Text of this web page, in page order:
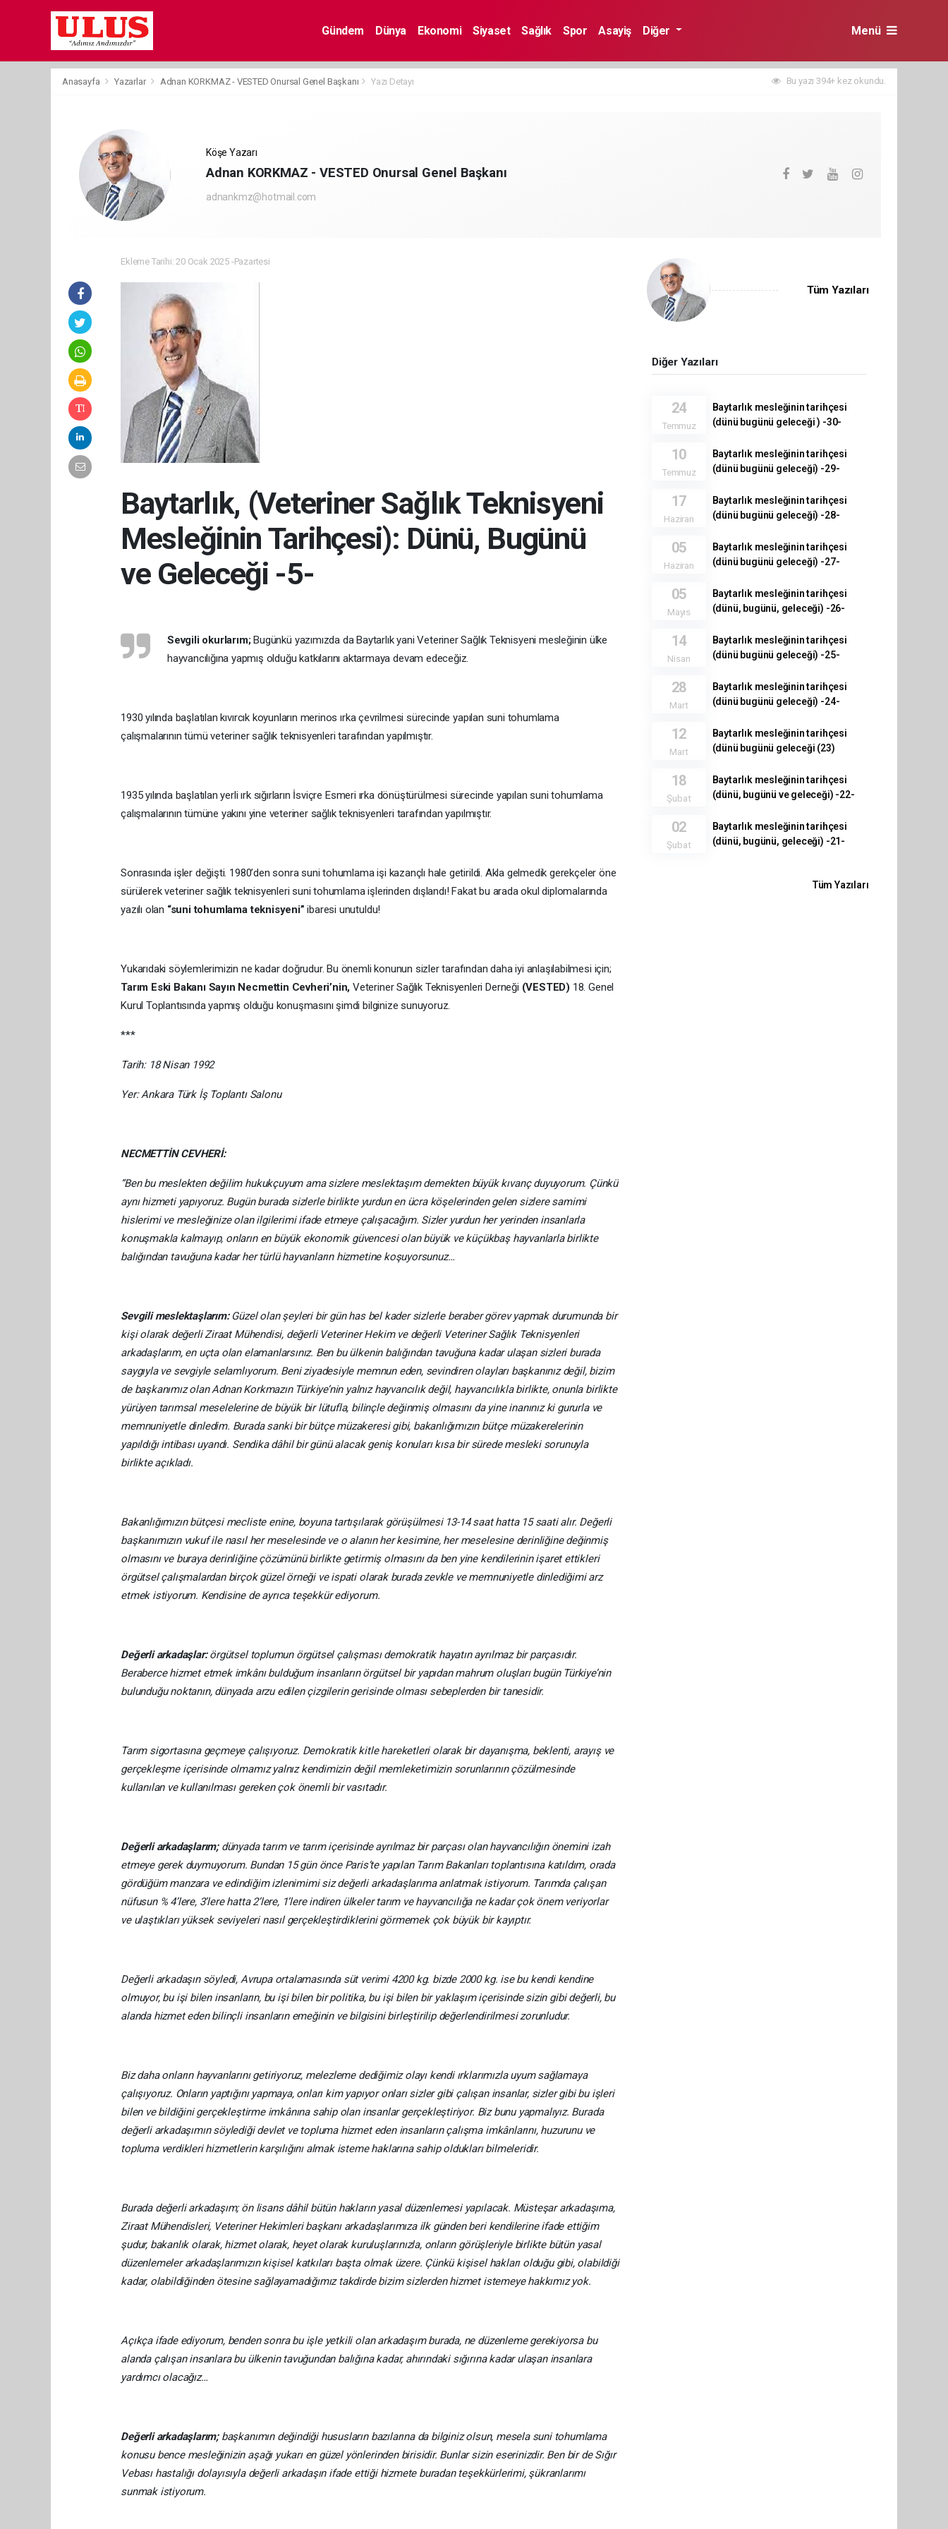
Gündem Dünya Ekonomi Siyaset Sağlık Spor Asayiş Diğer Menü
Anasayfa Yazarlar Adnan KORKMAZ - VESTED Onursal Genel Başkanı Yazı Detayı Bu yazı 394+ kez okundu.
Köşe Yazarı
Adnan KORKMAZ - VESTED Onursal Genel Başkanı
adnankmz@hotmail.com
Ekleme Tarihi: 20 Ocak 2025 -Pazartesi
Baytarlık, (Veteriner Sağlık Teknisyeni
Mesleğinin Tarihçesi): Dünü, Bugünü
ve Geleceği -5-
Sevgili okurlarım;Bugünkü yazımızda da Baytarlık yani Veteriner Sağlık Teknisyeni mesleğinin ülke
hayvancılığına yapmış olduğu katkılarını aktarmaya devam edeceğiz.
1930 yılında başlatılan kıvırcık koyunların merinos ırka çevrilmesi sürecinde yapılan suni tohumlama
çalışmalarının tümü veteriner sağlık teknisyenleri tarafından yapılmıştır.
1935 yılında başlatılan yerli ırk sığırların İsviçre Esmeri ırka dönüştürülmesi sürecinde yapılan suni tohumlama
çalışmalarının tümüne yakını yine veteriner sağlık teknisyenleri tarafından yapılmıştır.
Sonrasında işler değişti. 1980’den sonra suni tohumlama işi kazançlı hale getirildi. Akla gelmedik gerekçeler öne
sürülerek veteriner sağlık teknisyenleri suni tohumlama işlerinden dışlandı! Fakat bu arada okul diplomalarında
yazılı olan “suni tohumlama teknisyeni” ibaresi unutuldu!
Yukarıdaki söylemlerimizin ne kadar doğrudur. Bu önemli konunun sizler tarafından daha iyi anlaşılabilmesi için;
Tarım Eski Bakanı Sayın Necmettin Cevheri’nin, Veteriner Sağlık Teknisyenleri Derneği (VESTED) 18. Genel
Kurul Toplantısında yapmış olduğu konuşmasını şimdi bilginize sunuyoruz.
***
Tarih: 18 Nisan 1992
Yer: Ankara Türk İş Toplantı Salonu
NECMETTİN CEVHERİ:
“Ben bu meslekten değilim hukukçuyum ama sizlere meslektaşım demekten büyük kıvanç duyuyorum. Çünkü
aynı hizmeti yapıyoruz. Bugün burada sizlerle birlikte yurdun en ücra köşelerinden gelen sizlere samimi
hislerimi ve mesleğinize olan ilgilerimi ifade etmeye çalışacağım. Sizler yurdun her yerinden insanlarla
konuşmakla kalmayıp, onların en büyük ekonomik güvencesi olan büyük ve küçükbaş hayvanlarla birlikte
balığından tavuğuna kadar her türlü hayvanların hizmetine koşuyorsunuz…
Sevgili meslektaşlarım:Güzel olan şeyleri bir gün has bel kader sizlerle beraber görev yapmak durumunda bir
kişi olarak değerli Ziraat Mühendisi, değerli Veteriner Hekim ve değerli Veteriner Sağlık Teknisyenleri
arkadaşlarım, en uçta olan elamanlarsınız. Ben bu ülkenin balığından tavuğuna kadar ulaşan sizleri burada
saygıyla ve sevgiyle selamlıyorum. Beni ziyadesiyle memnun eden, sevindiren olayları başkanınız değil, bizim
de başkanımız olan Adnan Korkmazın Türkiye’nin yalnız hayvancılık değil, hayvancılıkla birlikte, onunla birlikte
yürüyen tarımsal meselelerine de büyük bir lütufla, bilinçle değinmiş olmasını da yine inanınız ki gururla ve
memnuniyetle dinledim. Burada sanki bir bütçe müzakeresi gibi, bakanlığımızın bütçe müzakerelerinin
yapıldığı intibası uyandı. Sendika dâhil bir günü alacak geniş konuları kısa bir sürede mesleki sorunuyla
birlikte açıkladı.
Bakanlığımızın bütçesi mecliste enine, boyuna tartışılarak görüşülmesi 13-14 saat hatta 15 saati alır. Değerli
başkanımızın vukuf ile nasıl her meselesinde ve o alanın her kesimine, her meselesine derinliğine değinmiş
olmasını ve buraya derinliğine çözümünü birlikte getirmiş olmasını da ben yine kendilerinin işaret ettikleri
örgütsel çalışmalardan birçok güzel örneği ve ispati olarak burada zevkle ve memnuniyetle dinlediğimi arz
etmek istiyorum. Kendisine de ayrıca teşekkür ediyorum.
Değerli arkadaşlar:örgütsel toplumun örgütsel çalışması demokratik hayatın ayrılmaz bir parçasıdır.
Beraberce hizmet etmek imkânı bulduğum insanların örgütsel bir yapıdan mahrum oluşları bugün Türkiye’nin
bulunduğu noktanın, dünyada arzu edilen çizgilerin gerisinde olması sebeplerden bir tanesidir.
Tarım sigortasına geçmeye çalışıyoruz. Demokratik kitle hareketleri olarak bir dayanışma, beklenti, arayış ve
gerçekleşme içerisinde olmamız yalnız kendimizin değil memleketimizin sorunlarının çözülmesinde
kullanılan ve kullanılması gereken çok önemli bir vasıtadır.
Değerli arkadaşlarım;dünyada tarım ve tarım içerisinde ayrılmaz bir parçası olan hayvancılığın önemini izah
etmeye gerek duymuyorum. Bundan 15 gün önce Paris’te yapılan Tarım Bakanları toplantısına katıldım, orada
gördüğüm manzara ve edindiğim izlenimimi siz değerli arkadaşlarıma anlatmak istiyorum. Tarımda çalışan
nüfusun % 4’lere, 3’lere hatta 2’lere, 1’lere indiren ülkeler tarım ve hayvancılığa ne kadar çok önem veriyorlar
ve ulaştıkları yüksek seviyeleri nasıl gerçekleştirdiklerini görmemek çok büyük bir kayıptır.
Değerli arkadaşın söyledi, Avrupa ortalamasında süt verimi 4200 kg. bizde 2000 kg. ise bu kendi kendine
olmuyor, bu işi bilen insanların, bu işi bilen bir politika, bu işi bilen bir yaklaşım içerisinde sizin gibi değerli, bu
alanda hizmet eden bilinçli insanların emeğinin ve bilgisini birleştirilip değerlendirilmesi zorunludur.
Biz daha onların hayvanlarını getiriyoruz, melezleme dediğimiz olayı kendi ırklarımızla uyum sağlamaya
çalışıyoruz. Onların yaptığını yapmaya, onları kim yapıyor onları sizler gibi çalışan insanlar, sizler gibi bu işleri
bilen ve bildiğini gerçekleştirme imkânına sahip olan insanlar gerçekleştiriyor. Biz bunu yapmalıyız. Burada
değerli arkadaşımın söylediği devlet ve topluma hizmet eden insanların çalışma imkânlarını, huzurunu ve
topluma verdikleri hizmetlerin karşılığını almak isteme haklarına sahip oldukları bilmeleridir.
Burada değerli arkadaşım; ön lisans dâhil bütün hakların yasal düzenlemesi yapılacak. Müsteşar arkadaşıma,
Ziraat Mühendisleri, Veteriner Hekimleri başkanı arkadaşlarımıza ilk günden beri kendilerine ifade ettiğim
şudur, bakanlık olarak, hizmet olarak, heyet olarak kuruluşlarınızla, onların görüşleriyle birlikte bütün yasal
düzenlemeler arkadaşlarımızın kişisel katkıları başta olmak üzere. Çünkü kişisel hakları olduğu gibi, olabildiği
kadar, olabildiğinden ötesine sağlayamadığımız takdirde bizim sizlerden hizmet istemeye hakkımız yok.
Açıkça ifade ediyorum, benden sonra bu işle yetkili olan arkadaşım burada, ne düzenleme gerekiyorsa bu
alanda çalışan insanlara bu ülkenin tavuğundan balığına kadar, ahırındaki sığırına kadar ulaşan insanlara
yardımcı olacağız…
Değerli arkadaşlarım;başkanımın değindiği hususların bazılarına da bilginiz olsun, mesela suni tohumlama
konusu bence mesleğinizin aşağı yukarı en güzel yönlerinden birisidir. Bunlar sizin eserinizdir. Ben bir de Sığır
Vebası hastalığı dolayısıyla değerli arkadaşın ifade ettiği hizmete buradan teşekkürlerimi, şükranlarımı
sunmak istiyorum.
Tüm Yazıları
Diğer Yazıları
24
Temmuz
Baytarlık mesleğinin tarihçesi
(dünü bugünü geleceği ) -30-
10
Temmuz
Baytarlık mesleğinin tarihçesi
(dünü bugünü geleceği) -29-
17
Haziran
Baytarlık mesleğinin tarihçesi
(dünü bugünü geleceği) -28-
05
Haziran
Baytarlık mesleğinin tarihçesi
(dünü bugünü geleceği) -27-
05
Mayıs
Baytarlık mesleğinin tarihçesi
(dünü, bugünü, geleceği) -26-
14
Nisan
Baytarlık mesleğinin tarihçesi
(dünü bugünü geleceği) -25-
28
Mart
Baytarlık mesleğinin tarihçesi
(dünü bugünü geleceği) -24-
12
Mart
Baytarlık mesleğinin tarihçesi
(dünü bugünü geleceği (23)
18
Şubat
Baytarlık mesleğinin tarihçesi
(dünü, bugünü ve geleceği) -22-
02
Şubat
Baytarlık mesleğinin tarihçesi
(dünü, bugünü, geleceği) -21-
Tüm Yazıları